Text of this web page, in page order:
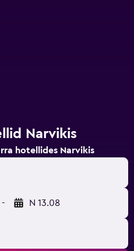
Narvikis
hotellides Narvikis
- N 13.08